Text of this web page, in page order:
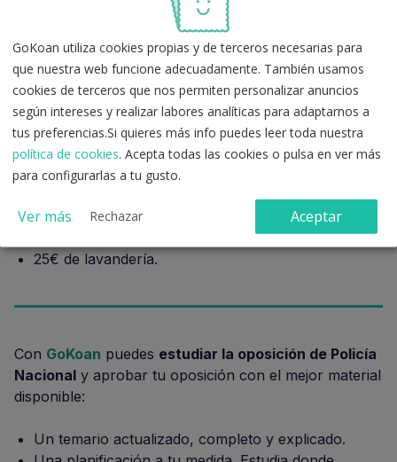
Nacional en la Academia de
Ávila?
Una vez aprobada la oposición del CNP y los futuros
Policías Nacionales van a la Academia Policía en
Ávila. Durante la formación en la Academia de Ávila
ya se empieza a percibir un salario mensual de
aproximadamente650€ al mes
25€ de lavandería.
Con GoKoan puedes estudiar la oposición de Policía
Nacional y aprobar tu oposición con el mejor material
disponible:
Un temario actualizado, completo y explicado.
GoKoan utiliza cookies propias y de terceros necesarias para
que nuestra web funcione adecuadamente. También usamos
cookies de terceros que nos permiten personalizar anuncios
según intereses y realizar labores analíticas para adaptarnos a
tus preferencias.Si quieres más info puedes leer toda nuestra
política de cookies. Acepta todas las cookies o pulsa en ver más
para configurarlas a tu gusto.
Ver más Rechazar Aceptar